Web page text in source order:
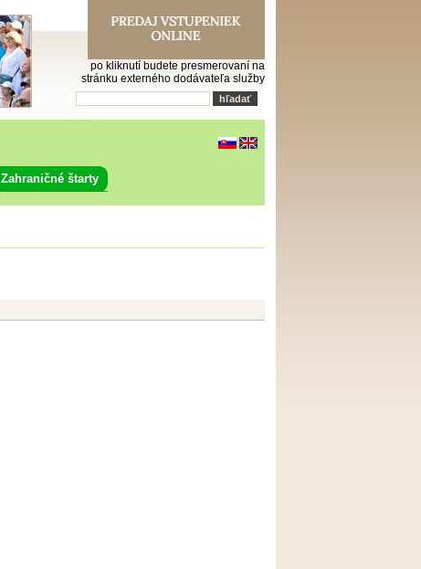
po kliknutí budete presmerovaní na
stránku externého dodávateľa služby
Zahraničné štarty